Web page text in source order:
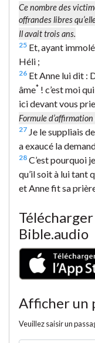
Ce nombre des
offrandes libres
Il avait trois ans.
25 Et, ayant
Héli ;
26 Et Anne lui dit :
âme* ! c’est moi
ici devant vous
Formule
27 Je le suppliais
a exaucé la
28 C’est pourquoi
qu’il soit à lui tant
et Anne fit sa
Bible.audio
Afficher un
Veuillez saisir un